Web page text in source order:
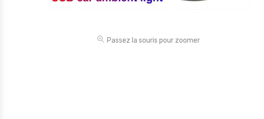
Passez la souris pour zoomer